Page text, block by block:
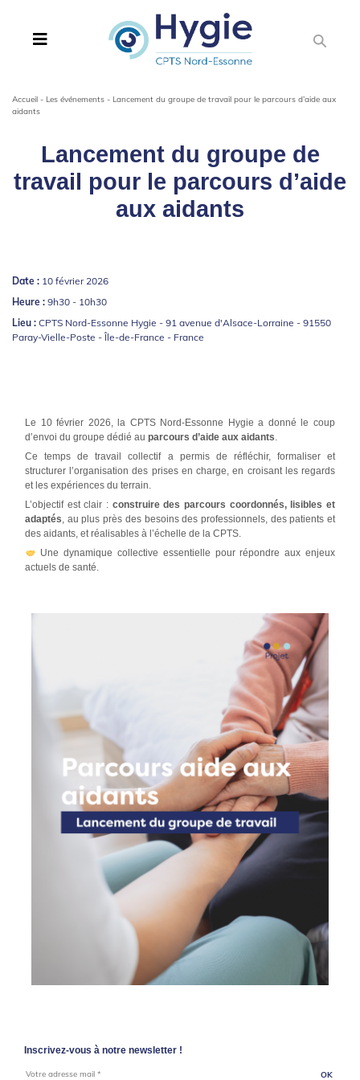
Accueil - Les événements - Lancement du groupe de travail pour le parcours d’aide aux
aidants
Lancement du groupe de
travail pour le parcours d’aide
aux aidants
Date : 10 février 2026
Heure : 9h30 - 10h30
Lieu : CPTS Nord-Essonne Hygie - 91 avenue d'Alsace-Lorraine - 91550
Paray-Vielle-Poste - Île-de-France - France
Le 10 février 2026, la CPTS Nord-Essonne Hygie a donné le coup
d’envoi du groupe dédié au parcours d’aide aux aidants.
Ce temps de travail collectif a permis de réfléchir, formaliser et
structurer l’organisation des prises en charge, en croisant les regards
et les expériences du terrain.
L’objectif est clair : construire des parcours coordonnés, lisibles et
adaptés, au plus près des besoins des professionnels, des patients et
des aidants, et réalisables à l’échelle de la CPTS.
Une dynamique collective essentielle pour répondre aux enjeux
actuels de santé.
Inscrivez-vous à notre newsletter !